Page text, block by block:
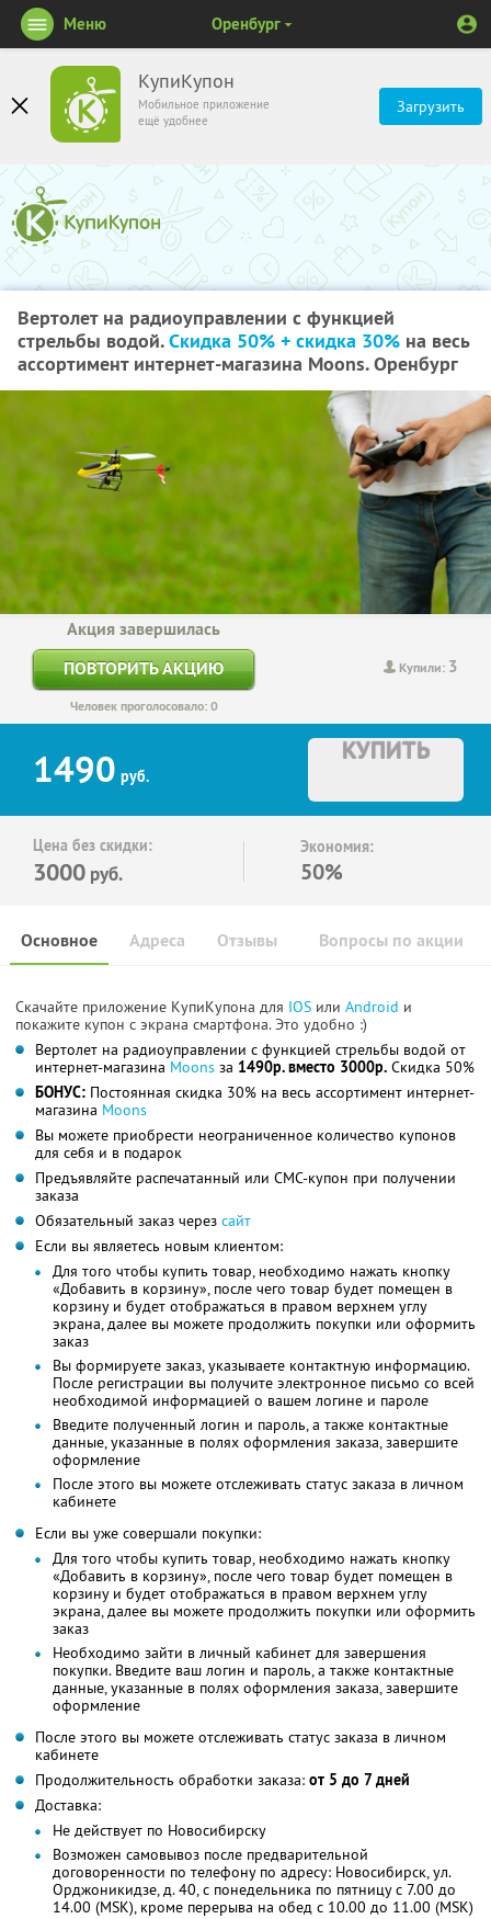
КупиКупон
Мобильное приложение
ещё удобнее
Загрузить
Меню Оренбург
Вертолет на радиоуправлении с функцией
стрельбы водой.Скидка 50% + скидка 30% на весь
ассортимент интернет-магазина Мoons. Оренбург
Купили: 3
Акция завершилась
ПОВТОРИТЬ АКЦИЮ
Человек проголосовало: 0
1490 руб.
КУПИТЬ
Цена без скидки:
3000 руб.
Экономия:
50%
Основное Отзывы Вопросы по акции
Адреса
Скачайте приложение КупиКупона для IOS или Android и
покажите купон с экрана смартфона. Это удобно :)
Вертолет на радиоуправлении с функцией стрельбы водой от
интернет-магазина Мoons за 1490р. вместо 3000р. Скидка 50%
БОНУС: Постоянная скидка 30% на весь ассортимент интернет-
магазина Мoons
Вы можете приобрести неограниченное количество купонов
для себя и в подарок
Предъявляйте распечатанный или СМС-купон при получении
заказа
Обязательный заказ через сайт
Если вы являетесь новым клиентом:
Для того чтобы купить товар, необходимо нажать кнопку
«Добавить в корзину», после чего товар будет помещен в
корзину и будет отображаться в правом верхнем углу
экрана, далее вы можете продолжить покупки или оформить
заказ
Вы формируете заказ, указываете контактную информацию.
После регистрации вы получите электронное письмо со всей
необходимой информацией о вашем логине и пароле
Введите полученный логин и пароль, а также контактные
данные, указанные в полях оформления заказа, завершите
оформление
После этого вы можете отслеживать статус заказа в личном
кабинете
Если вы уже совершали покупки:
Для того чтобы купить товар, необходимо нажать кнопку
«Добавить в корзину», после чего товар будет помещен в
корзину и будет отображаться в правом верхнем углу
экрана, далее вы можете продолжить покупки или оформить
заказ
Необходимо зайти в личный кабинет для завершения
покупки. Введите ваш логин и пароль, а также контактные
данные, указанные в полях оформления заказа, завершите
оформление
После этого вы можете отслеживать статус заказа в личном
кабинете
Продолжительность обработки заказа: от 5 до 7 дней
Доставка:
Не действует по Новосибирску
Возможен самовывоз после предварительной
договоренности по телефону по адресу: Новосибирск, ул.
Орджоникидзе, д. 40, с понедельника по пятницу с 7.00 до
14.00 (MSK), кроме перерыва на обед с 10.00 до 11.00 (MSK)